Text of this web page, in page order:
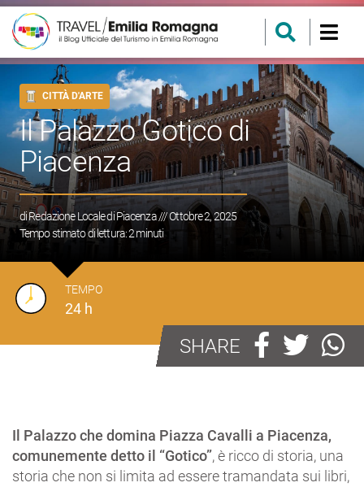
CITTÀ D'ARTE
Il Palazzo Gotico di
Piacenza
diRedazione Locale di Piacenza/// Ottobre 2, 2025
Tempo stimato di lettura:2minuti
TEMPO
24 h
SHARE
Il Palazzo che domina Piazza Cavalli a Piacenza,
comunemente detto il “Gotico”, è ricco di storia, una
storia che non si limita ad essere tramandata sui libri,